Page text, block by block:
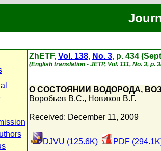
ZhETF, Vol. 138, No. 3, p. 434
(English translation - JETP, Vol. 111, No. 3,
О СОСТОЯНИИ ВОДОРОДА,
Воробьев В.С., Новиков В.Г.
Received: December 11, 2009
DJVU (125.6K) PDF